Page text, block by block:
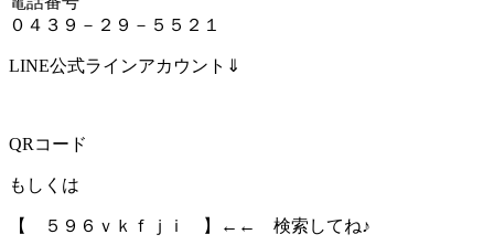
０４３９－２９－５５２１
LINE公式ラインアカウント⇓
QRコード
もしくは
【 ５９６ｖｋｆｊｉ 】←← 検索してね♪